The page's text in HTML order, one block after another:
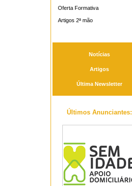
Oferta Formativa
Artigos 2ª mão
Notícias
Artigos
Última Newsletter
Últimos Anunciantes: